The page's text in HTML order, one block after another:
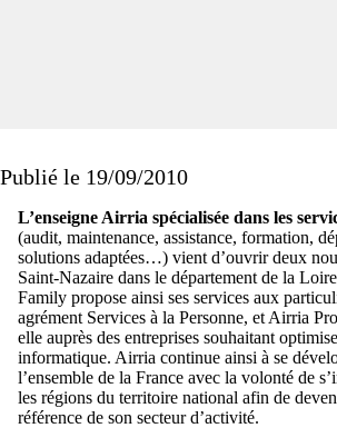
Publié le 19/09/2010
L’enseigne Airria spécialisée dans les
(audit, maintenance, assistance, formation,
solutions adaptées…) vient d’ouvrir deux
Saint-Nazaire dans le département de la
Family propose ainsi ses services aux
agrément Services à la Personne, et Airria
elle auprès des entreprises souhaitant
informatique. Airria continue ainsi à se
l’ensemble de la France avec la volonté de
les régions du territoire national afin de
référence de son secteur d’activité.